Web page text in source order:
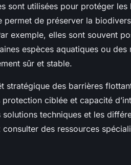
sont utilisées pour protéger les
permet de préserver la
exemple, elles sont souvent
espèces aquatiques ou des
sûr et stable.
stratégique des barrières
ciblée et capacité
techniques et les
des ressources